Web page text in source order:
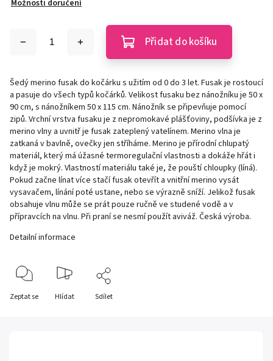
Možnosti doručení
Přidat do košíku
Šedýmerino fusak do kočárku s užitím od 0 do 3 let. Fusak je rostoucí
a pasuje do všech typů kočárků. Velikost fusaku bez nánožníku je 50 x
90 cm, s nánožníkem 50 x 115 cm. Nánožník se připevňuje pomocí
zipů. Vrchní vrstva fusaku je z nepromokavé plášťoviny, podšívka je z
merino vlny a uvnitř je fusak zateplený vatelínem. Merino vlna je
zatkaná v bavlně, ovečky jen stříháme. Merino je přírodní chlupatý
materiál, který má úžasné termoregulační vlastnosti a dokáže hřát i
když je mokrý. Vlastností materiálu také je, že pouští chloupky (líná).
Pokud začne línat více stačí fusak otevřít a vnitřní merino vysát
vysavačem, línání poté ustane, nebo se výrazně sníží. Jelikož fusak
obsahuje vlnu může se prát pouze ručně ve studené vodě a v
přípravcích na vlnu. Při praní se nesmí použít aviváž. Česká výroba.
Detailní informace
Zeptat se Hlídat Sdílet